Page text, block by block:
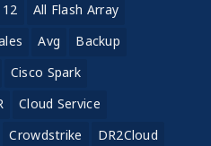
All Flash Array
Avg
Backup
Cisco Spark
Cloud Service
Crowdstrike
DR2Cloud